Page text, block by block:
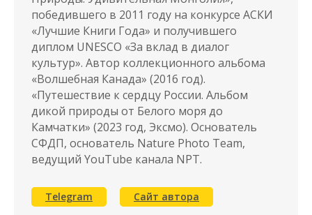
победившего в 2011 году на конкурсе АСКИ
«Лучшие Книги Года» и получившего
диплом UNESCO «За вклад в диалог
культур». Автор коллекционного альбома
«Волшебная Канада» (2016 год).
«Путешествие к сердцу России. Альбом
дикой природы от Белого моря до
Камчатки» (2023 год, Эксмо). Основатель
СФДП, основатель Nature Photo Team,
ведущий YouTube канала NPT.
Telegram Сайт автора
Наши
мероприятия